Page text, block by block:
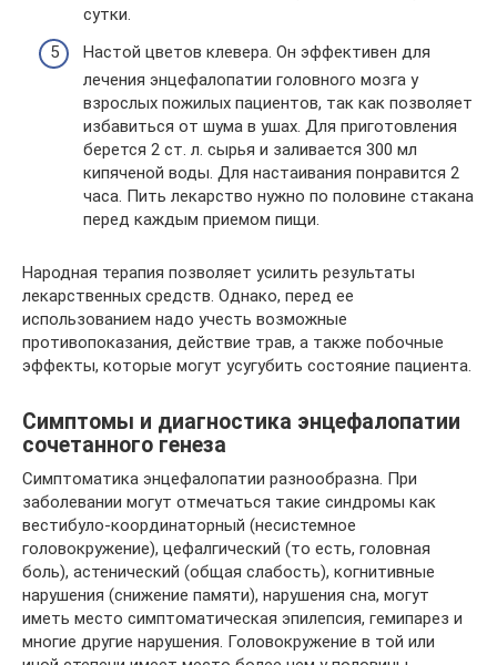
сутки.
Настой цветов клевера. Он эффективен для
лечения энцефалопатии головного мозга у
взрослых пожилых пациентов, так как позволяет
избавиться от шума в ушах. Для приготовления
берется 2 ст. л. сырья и заливается 300 мл
кипяченой воды. Для настаивания понравится 2
часа. Пить лекарство нужно по половине стакана
перед каждым приемом пищи.
Народная терапия позволяет усилить результаты
лекарственных средств. Однако, перед ее
использованием надо учесть возможные
противопоказания, действие трав, а также побочные
эффекты, которые могут усугубить состояние пациента.
Симптомы и диагностика энцефалопатии
сочетанного генеза
Симптоматика энцефалопатии разнообразна. При
заболевании могут отмечаться такие синдромы как
вестибуло-координаторный (несистемное
головокружение), цефалгический (то есть, головная
боль), астенический (общая слабость), когнитивные
нарушения (снижение памяти), нарушения сна, могут
иметь место симптоматическая эпилепсия, гемипарез и
многие другие нарушения. Головокружение в той или